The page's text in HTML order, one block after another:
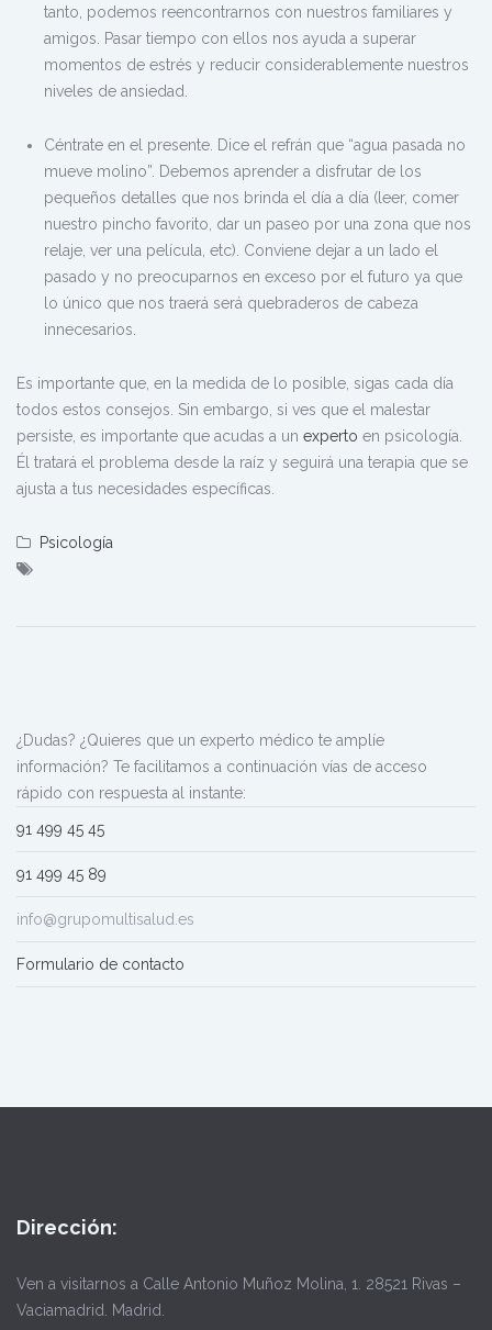
tanto, podemos reencontrarnos con nuestros familiares y
amigos. Pasar tiempo con ellos nos ayuda a superar
momentos de estrés y reducir considerablemente nuestros
niveles de ansiedad.
Céntrate en el presente. Dice el refrán que “agua pasada no
mueve molino”. Debemos aprender a disfrutar de los
pequeños detalles que nos brinda el día a día (leer, comer
nuestro pincho favorito, dar un paseo por una zona que nos
relaje, ver una película, etc). Conviene dejar a un lado el
pasado y no preocuparnos en exceso por el futuro ya que
lo único que nos traerá será quebraderos de cabeza
innecesarios.
Es importante que, en la medida de lo posible, sigas cada día
todos estos consejos. Sin embargo, si ves que el malestar
persiste, es importante que acudas a un experto en psicología.
Él tratará el problema desde la raíz y seguirá una terapia que se
ajusta a tus necesidades específicas.
Psicología
¿Dudas? ¿Quieres que un experto médico te amplíe
información? Te facilitamos a continuación vías de acceso
rápido con respuesta al instante:
91 499 45 45
91 499 45 89
info@grupomultisalud.es
Formulario de contacto
Dirección:
Ven a visitarnos a Calle Antonio Muñoz Molina, 1. 28521 Rivas –
Vaciamadrid. Madrid.